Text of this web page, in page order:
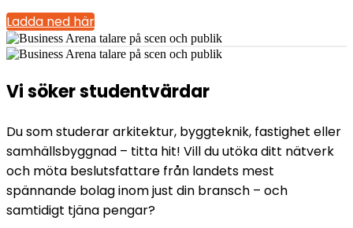
Ladda ned här
Vi söker studentvärdar
Du som studerar arkitektur, byggteknik, fastighet eller
samhällsbyggnad – titta hit! Vill du utöka ditt nätverk
och möta beslutsfattare från landets mest
spännande bolag inom just din bransch – och
samtidigt tjäna pengar?